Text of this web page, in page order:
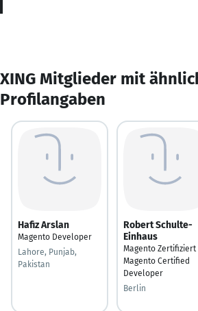
XING Mitglieder mit
Profilangaben
Hafiz Arslan
Magento Developer
Lahore, Punjab,
Pakistan
Robert Schulte-
Einhaus
Magento Zertifiziert |
Magento Certified
Developer
Berlin